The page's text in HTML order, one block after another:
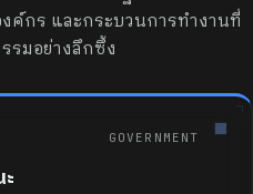
กร และกระบวนการทำงานที่
รมอย่างลึกซึ้ง
■
GOVERNMENT